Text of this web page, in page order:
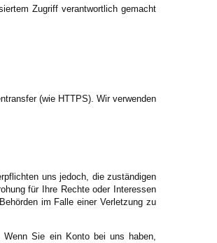
Zugriff verantwortlich gemacht
(wie HTTPS). Wir verwenden
uns jedoch, die zuständigen
für Ihre Rechte oder Interessen
im Falle einer Verletzung zu
Wenn Sie ein Konto bei uns haben,